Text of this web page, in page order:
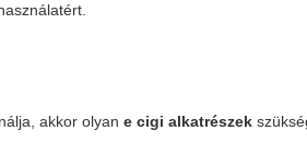
akkor olyane cigi alkatrészek